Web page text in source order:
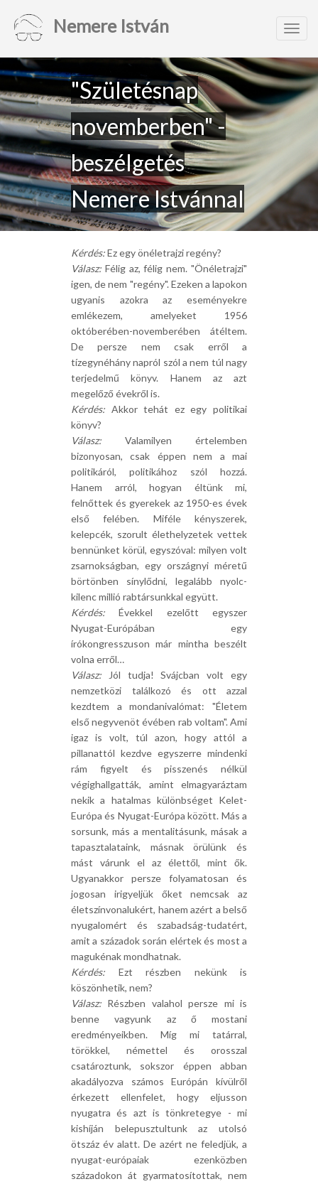
Nemere István
"Születésnap
novemberben" -
beszélgetés
Nemere Istvánnal
Kérdés:Ez egy önéletrajzi regény?
Válasz: Félig az, félig nem. "Önéletrajzi"
igen, de nem "regény". Ezeken a lapokon
ugyanis azokra az eseményekre
emlékezem, amelyeket 1956
októberében-novemberében átéltem.
De persze nem csak erről a
tízegynéhány napról szól a nem túl nagy
terjedelmű könyv. Hanem az azt
megelőző évekről is.
Kérdés: Akkor tehát ez egy politikai
könyv?
Válasz: Valamilyen értelemben
bizonyosan, csak éppen nem a mai
politikáról, politikához szól hozzá.
Hanem arról, hogyan éltünk mi,
felnőttek és gyerekek az 1950-es évek
első felében. Miféle kényszerek,
kelepcék, szorult élethelyzetek vettek
bennünket körül, egyszóval: milyen volt
zsarnokságban, egy országnyi méretű
börtönben sínylődni, legalább nyolc-
kilenc millió rabtársunkkal együtt.
Kérdés: Évekkel ezelőtt egyszer
Nyugat-Európában egy
írókongresszuson már mintha beszélt
volna erről…
Válasz: Jól tudja! Svájcban volt egy
nemzetközi találkozó és ott azzal
kezdtem a mondanivalómat: "Életem
első negyvenöt évében rab voltam". Ami
igaz is volt, túl azon, hogy attól a
pillanattól kezdve egyszerre mindenki
rám figyelt és pisszenés nélkül
végighallgatták, amint elmagyaráztam
nekik a hatalmas különbséget Kelet-
Európa és Nyugat-Európa között. Más a
sorsunk, más a mentalitásunk, másak a
tapasztalataink, másnak örülünk és
mást várunk el az élettől, mint ők.
Ugyanakkor persze folyamatosan és
jogosan irigyeljük őket nemcsak az
életszínvonalukért, hanem azért a belső
nyugalomért és szabadság-tudatért,
amit a századok során elértek és most a
magukénak mondhatnak.
Kérdés: Ezt részben nekünk is
köszönhetik, nem?
Válasz: Részben valahol persze mi is
benne vagyunk az ő mostani
eredményeikben. Míg mi tatárral,
törökkel, némettel és orosszal
csatároztunk, sokszor éppen abban
akadályozva számos Európán kívülről
érkezett ellenfelet, hogy eljusson
nyugatra és azt is tönkretegye - mi
kishíján belepusztultunk az utolsó
ötszáz év alatt. De azért ne feledjük, a
nyugat-európaiak ezenközben
századokon át gyarmatosítottak, nem